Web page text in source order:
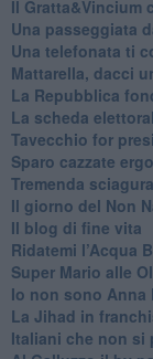
Il Gratta&Vincium
Una passeggiata
Una telefonata ti
Mattarella, dacci
La Repubblica
La scheda
Tavecchio for
Sparo cazzate
Tremenda
Il giorno del Non
Il blog di fine vita
​Ridatemi l’Acqua
Super Mario alle
Io non sono Anna
​La Jihad in
Italiani che non si